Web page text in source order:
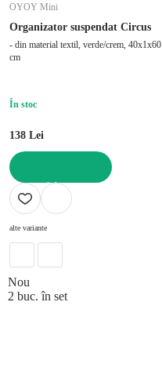
OYOY Mini
Organizator suspendat Circus
- din material textil, verde/crem, 40x1x60
cm
În stoc
138 Lei
ADAUGĂ ÎN COȘ
alte variante
Nou
2 buc. în set